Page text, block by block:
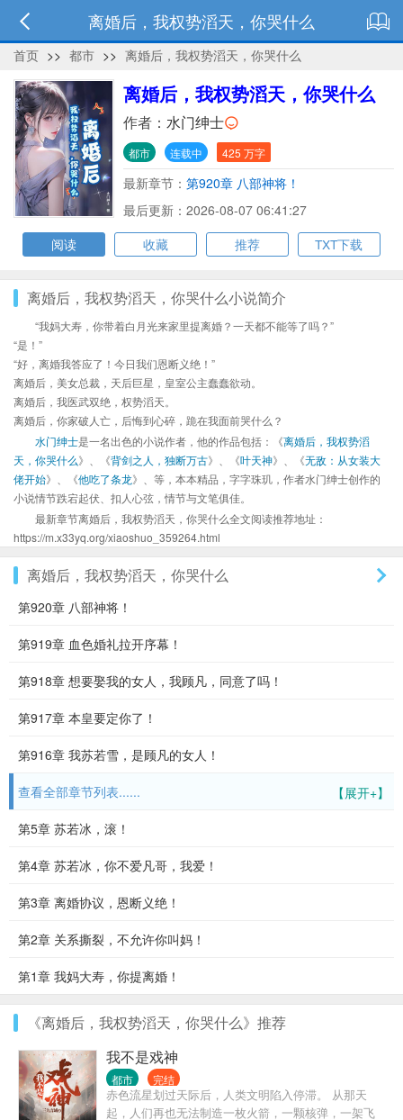
离婚后，我权势滔天，你哭什么
首页 >> 都市 >> 离婚后，我权势滔天，你哭什么
离婚后，我权势滔天，你哭什么
作者： 水门绅士
都市 连载中 425 万字
最新章节： 第920章 八部神将！
最后更新：2026-08-07 06:41:27
阅读
收藏 推荐 TXT下载
离婚后，我权势滔天，你哭什么小说简介
“我妈大寿，你带着白月光来家里提离婚？一天都不能等了吗？”
“是！”
“好，离婚我答应了！今日我们恩断义绝！”
离婚后，美女总裁，天后巨星，皇室公主蠢蠢欲动。
离婚后，我医武双绝，权势滔天。
离婚后，你家破人亡，后悔到心碎，跪在我面前哭什么？
水门绅士是一名出色的小说作者，他的作品包括：《离婚后，我权势滔
天，你哭什么》、《背剑之人，独断万古》、《叶天神》、《无敌：从女装大
佬开始》、《他吃了条龙》、等，本本精品，字字珠玑，作者水门绅士创作的
小说情节跌宕起伏、扣人心弦，情节与文笔俱佳。
最新章节离婚后，我权势滔天，你哭什么全文阅读推荐地址：
https://m.x33yq.org/xiaoshuo_359264.html
离婚后，我权势滔天，你哭什么
第920章 八部神将！
第919章 血色婚礼拉开序幕！
第918章 想要娶我的女人，我顾凡，同意了吗！
第917章 本皇要定你了！
第916章 我苏若雪，是顾凡的女人！
【展开+】
查看全部章节列表......
第5章 苏若冰，滚！
第4章 苏若冰，你不爱凡哥，我爱！
第3章 离婚协议，恩断义绝！
第2章 关系撕裂，不允许你叫妈！
第1章 我妈大寿，你提离婚！
《离婚后，我权势滔天，你哭什么》推荐
我不是戏神
都市 完结
赤色流星划过天际后，人类文明陷入停滞。 从那天
起，人们再也无法制造一枚火箭，一颗核弹，一架飞